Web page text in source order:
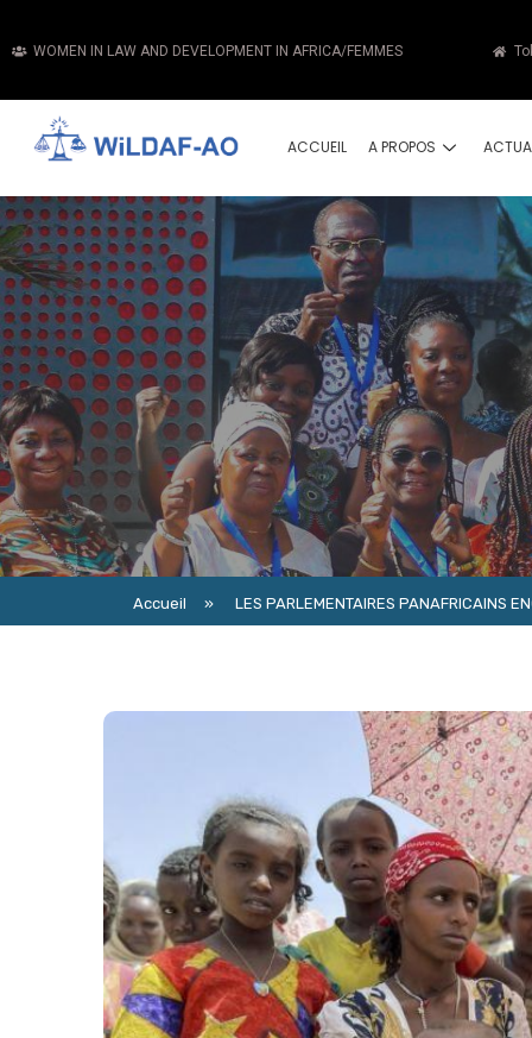
WOMEN IN LAW AND DEVELOPMENT IN AFRICA/FEMMES
ACCUEIL A PROPOS
Accueil » LES PARLEMENTAIRES PANAFRICAINS